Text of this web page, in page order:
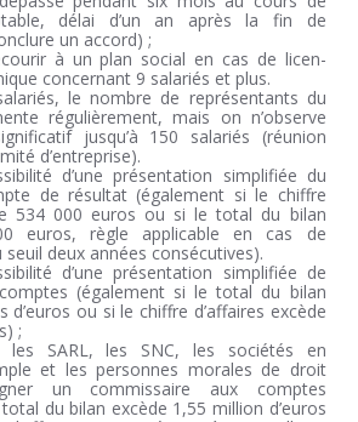
délai d’un an après la fin de
un accord) ;
à un plan social en cas de licen-
concernant 9 salariés et plus.
le nombre de représentants du
régulièrement, mais on n’observe
jusqu’à 150 salariés (réunion
d’entreprise).
d’une présentation simplifiée du
de résultat (également si le chiffre
534 000 euros ou si le total du bilan
euros, règle applicable en cas de
deux années consécutives).
d’une présentation simplifiée de
(également si le total du bilan
d’euros ou si le chiffre d’affaires excède
;
les SARL, les SNC, les sociétés en
et les personnes morales de droit
un commissaire aux comptes
du bilan excède 1,55 million d’euros